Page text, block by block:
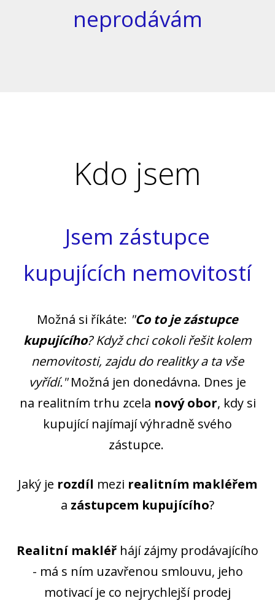
neprodávám
Kdo jsem
Jsem zástupce
kupujících nemovitostí
Možná si říkáte: "Co to je zástupce
kupujícího? Když chci cokoli řešit kolem
nemovitosti, zajdu do realitky a ta vše
vyřídí."Možná jen donedávna. Dnes je
na realitním trhu zcela nový obor, kdy si
kupující najímají výhradně svého
zástupce.
Jaký je rozdíl mezi realitním makléřem
a zástupcem kupujícího?
Realitní makléřhájí zájmy prodávajícího
- má s ním uzavřenou smlouvu, jeho
motivací je co nejrychlejší prodej